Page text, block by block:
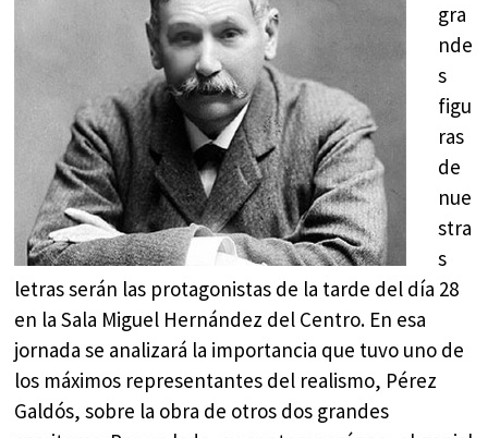
gra
nde
s
figu
ras
de
nue
stra
s
letras serán las protagonistas de la tarde del día 28
en la Sala Miguel Hernández del Centro. En esa
jornada se analizará la importancia que tuvo uno de
los máximos representantes del realismo, Pérez
Galdós, sobre la obra de otros dos grandes